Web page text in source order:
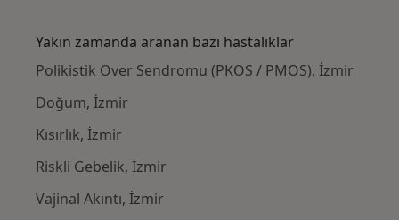
Yakın zamanda aranan bazı hastalıklar
Polikistik Over Sendromu (PKOS / PMOS), İzmir
Doğum, İzmir
Kısırlık, İzmir
Riskli Gebelik, İzmir
Vajinal Akıntı, İzmir